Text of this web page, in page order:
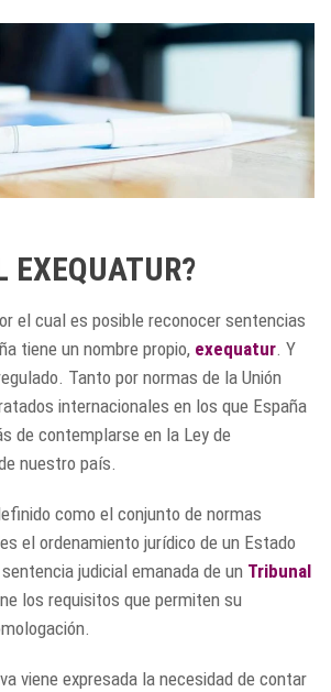
EXEQUATUR?
el cual es posible reconocer sentencias
tiene un nombre propio, exequatur. Y
Tanto por normas de la Unión
internacionales en los que España
de contemplarse en la Ley de
nuestro país.
como el conjunto de normas
el ordenamiento jurídico de un Estado
judicial emanada de un Tribunal
los requisitos que permiten su
viene expresada la necesidad de contar